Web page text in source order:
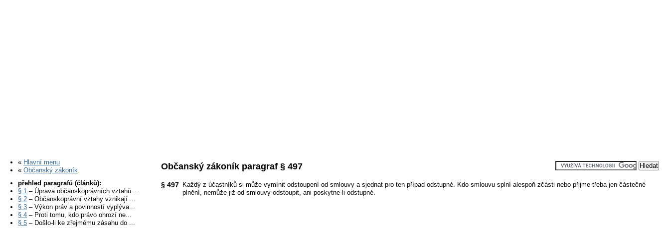
« Hlavní menu
« Občanský zákoník
přehled paragrafů (článků):
§ 1 – Úprava občanskoprávních vztahů ...
§ 2 – Občanskoprávní vztahy vznikají ...
§ 3 – Výkon práv a povinností vyplýva...
§ 4 – Proti tomu, kdo právo ohrozí ne...
§ 5 – Došlo-li ke zřejmému zásahu do ...
Občanský zákoník paragraf § 497
§ 497
Každý z účastníků si může vymínit odstoupení od smlouvy a sjednat pro ten případ odstupné. Kdo smlouvu splní alespoň zčásti nebo přijme třeba jen částečné
plnění, nemůže již od smlouvy odstoupit, ani poskytne-li odstupné.